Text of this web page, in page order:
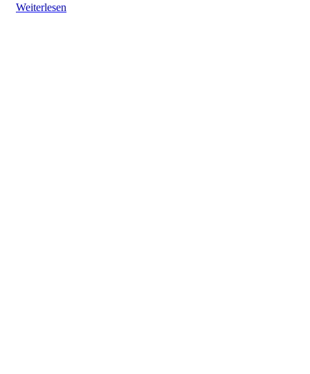
Weiterlesen